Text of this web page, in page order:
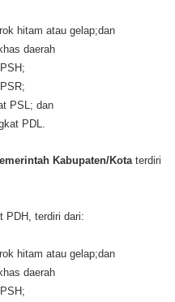
hitam atau gelap;dan
daerah
PSL; dan
PDL.
Kabupaten/Kota terdiri
PDH, terdiri dari:
hitam atau gelap;dan
daerah